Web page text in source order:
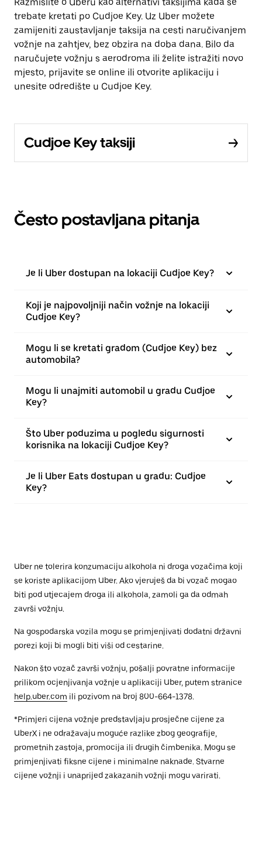
trebate kretati po Cudjoe Key. Uz Uber možete
zamijeniti zaustavljanje taksija na cesti naručivanjem
vožnje na zahtjev, bez obzira na doba dana. Bilo da
naručujete vožnju s aerodroma ili želite istražiti novo
mjesto, prijavite se online ili otvorite aplikaciju i
unesite odredište u Cudjoe Key.
Cudjoe Key taksiji
Često postavljana pitanja
Je li Uber dostupan na lokaciji Cudjoe Key?
Koji je najpovoljniji način vožnje na lokaciji
Cudjoe Key?
Mogu li se kretati gradom (Cudjoe Key) bez
automobila?
Mogu li unajmiti automobil u gradu Cudjoe
Key?
Što Uber poduzima u pogledu sigurnosti
korisnika na lokaciji Cudjoe Key?
Je li Uber Eats dostupan u gradu: Cudjoe
Key?
Uber ne tolerira konzumaciju alkohola ni droga vozačima koji
se koriste aplikacijom Uber. Ako vjeruješ da bi vozač mogao
biti pod utjecajem droga ili alkohola, zamoli ga da odmah
završi vožnju.
Na gospodarska vozila mogu se primjenjivati dodatni državni
porezi koji bi mogli biti viši od cestarine.
Nakon što vozač završi vožnju, pošalji povratne informacije
prilikom ocjenjivanja vožnje u aplikaciji Uber, putem stranice
help.uber.com ili pozivom na broj 800-664-1378.
*Primjeri cijena vožnje predstavljaju prosječne cijene za
UberX i ne odražavaju moguće razlike zbog geografije,
prometnih zastoja, promocija ili drugih čimbenika. Mogu se
primjenjivati fiksne cijene i minimalne naknade. Stvarne
cijene vožnji i unaprijed zakazanih vožnji mogu varirati.